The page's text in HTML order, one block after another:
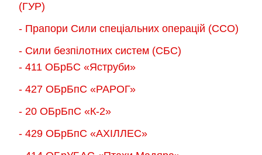
(ГУР)
- Прапори Сили спеціальних операцій (ССО)
- Сили безпілотних систем (СБС)
- 411 ОБрБС «Яструби»
- 427 ОБрБпС «РАРОГ»
- 20 ОБрБпС «К-2»
- 429 ОБрБпС «АХІЛЛЕС»